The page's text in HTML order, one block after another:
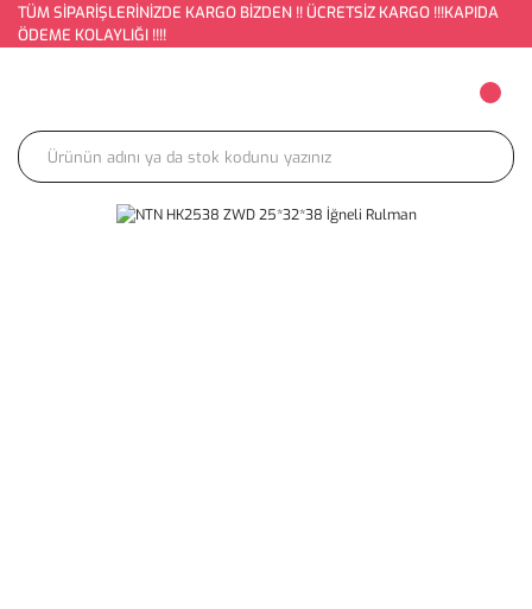
TÜM SİPARİŞLERİNİZDE KARGO BİZDEN !! ÜCRETSİZ KARGO !!!KAPIDA
ÖDEME KOLAYLIĞI !!!!